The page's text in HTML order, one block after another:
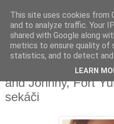
Deník
pátek 27. ledna 2017
Zdaleka, Fame -
and Johnny, Fort
sekáči
This site uses cookies from
and to analyze traffic. Your
shared with Google along
metrics to ensure quality of
statistics, and to detect and
LEARN